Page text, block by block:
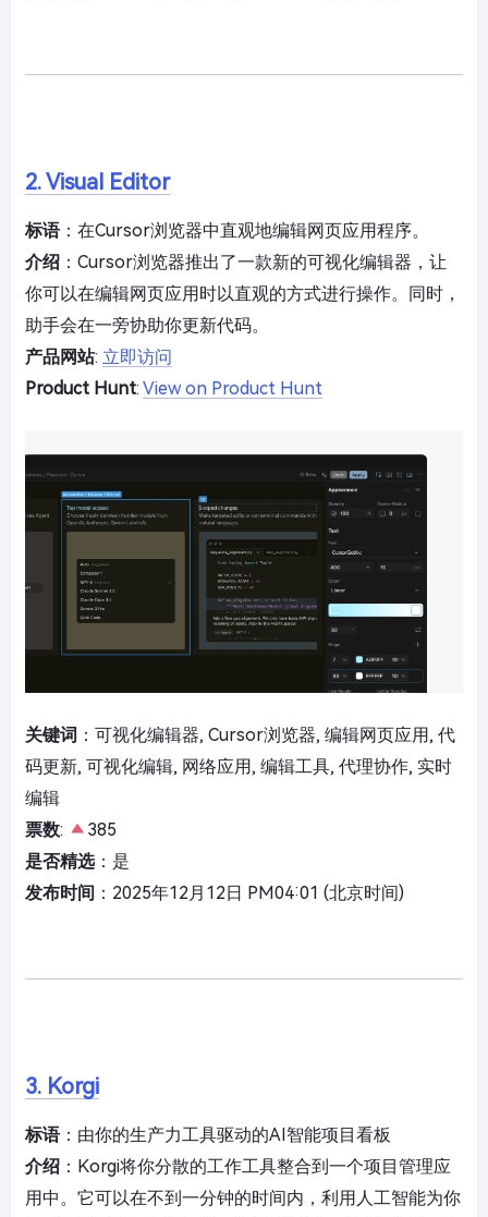
2. Visual Editor
标语：在Cursor浏览器中直观地编辑网页应用程序。
介绍 ：Cursor浏览器推出了一款新的可视化编辑器，让
你可以在编辑网页应用时以直观的方式进行操作。同时，
助手会在一旁协助你更新代码。
产品网站: 立即访问
Product Hunt: View on Product Hunt
关键词 ：可视化编辑器, Cursor浏览器, 编辑网页应用, 代
码更新, 可视化编辑, 网络应用, 编辑工具, 代理协作, 实时
编辑
票数:
385
是否精选：是
发布时间 ：2025年12月12日 PM04:01 (北京时间)
3. Korgi
标语：由你的生产力工具驱动的AI智能项目看板
介绍 ：Korgi将你分散的工作工具整合到一个项目管理应
用中。它可以在不到一分钟的时间内，利用人工智能为你